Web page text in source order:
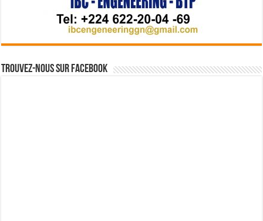
Trouvez-nous sur Facebook